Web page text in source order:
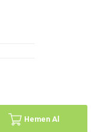
Hemen Al